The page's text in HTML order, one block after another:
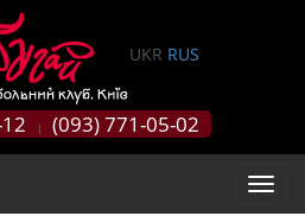
UKR RUS
| (093) 771-05-02